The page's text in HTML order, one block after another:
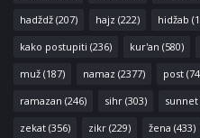
hadždž (207) hajz (222) hidžab
kako postupiti (236) kur'an (580)
muž (187) namaz (2377) post
ramazan (246) sihr (303) sunnet
zekat (356) zikr (229) žena (433)